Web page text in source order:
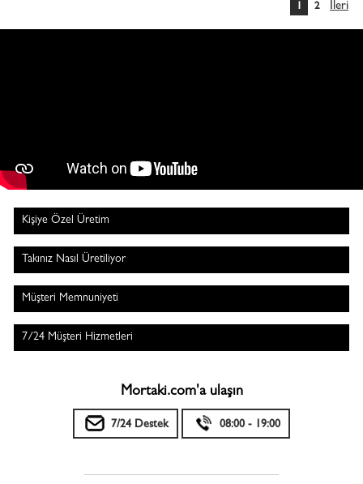
İleri
1 2
Kişiye Özel Üretim
Takınız Nasıl Üretiliyor
Müşteri Memnuniyeti
7/24 Müşteri Hizmetleri
Mortaki.com'a ulaşın
7/24 Destek 08:00 - 19:00